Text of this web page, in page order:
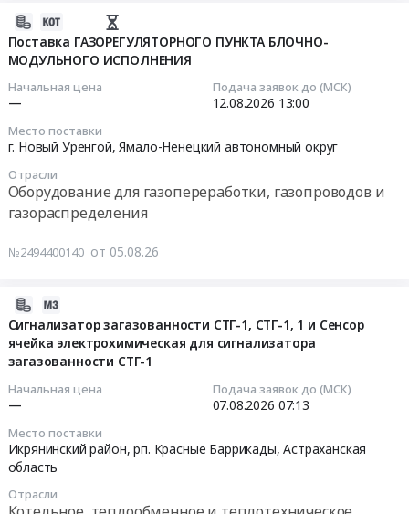
видеонаблюдение, средства контроля доступа
Поставка ГАЗОРЕГУЛЯТОРНОГО ПУНКТА БЛОЧНО-
МОДУЛЬНОГО ИСПОЛНЕНИЯ
Начальная цена
—
Подача заявок до (МСК)
12.08.2026 13:00
Место поставки
г. Новый Уренгой,Ямало-Ненецкий автономный округ
Отрасли
Оборудование для газопереработки, газопроводов и
газораспределения
№2494400140 от 05.08.26
Сигнализатор загазованности СТГ-1, СТГ-1, 1 и Сенсор
ячейка электрохимическая для сигнализатора
загазованности СТГ-1
Начальная цена
—
Подача заявок до (МСК)
07.08.2026 07:13
Место поставки
Икрянинский район, рп. Красные Баррикады,Астраханская
область
Отрасли